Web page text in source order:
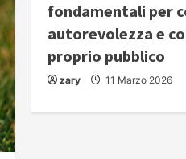
fondamentali per
autorevolezza e
proprio pubblico
zary 11 Marzo 2026